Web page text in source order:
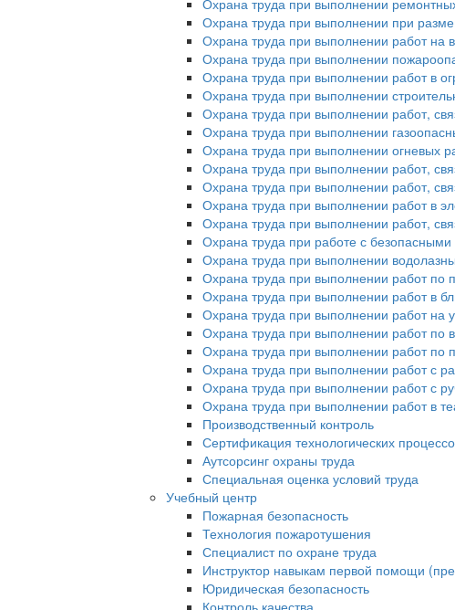
Охрана труда при выполнении при
Охрана труда при выполнении работ на
Охрана труда при выполнении
Охрана труда при выполнении работ в
Охрана труда при выполнении
Охрана труда при выполнении работ,
Охрана труда при выполнении
Охрана труда при выполнении огневых
Охрана труда при выполнении работ,
Охрана труда при выполнении работ,
Охрана труда при выполнении работ в
Охрана труда при выполнении работ,
Охрана труда при работе с
Охрана труда при выполнении
Охрана труда при выполнении работ по
Охрана труда при выполнении работ в
Охрана труда при выполнении работ на
Охрана труда при выполнении работ по
Охрана труда при выполнении работ по
Охрана труда при выполнении работ с
Охрана труда при выполнении работ с
Охрана труда при выполнении работ в
Производственный контроль
Сертификация технологических
Аутсорсинг охраны труда
Специальная оценка условий труда
Учебный центр
Пожарная безопасность
Технология пожаротушения
Специалист по охране труда
Инструктор навыкам первой помощи
Юридическая безопасность
Контроль качества